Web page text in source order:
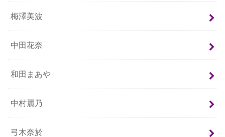
梅澤美波
中田花奈
和田まあや
中村麗乃
弓木奈於